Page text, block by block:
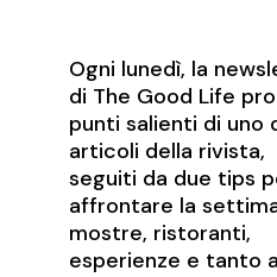
Ogni lunedì, la
di The Good Life
punti salienti di uno
articoli della rivista,
seguiti da due tips
affrontare la
mostre, ristoranti,
esperienze e tanto